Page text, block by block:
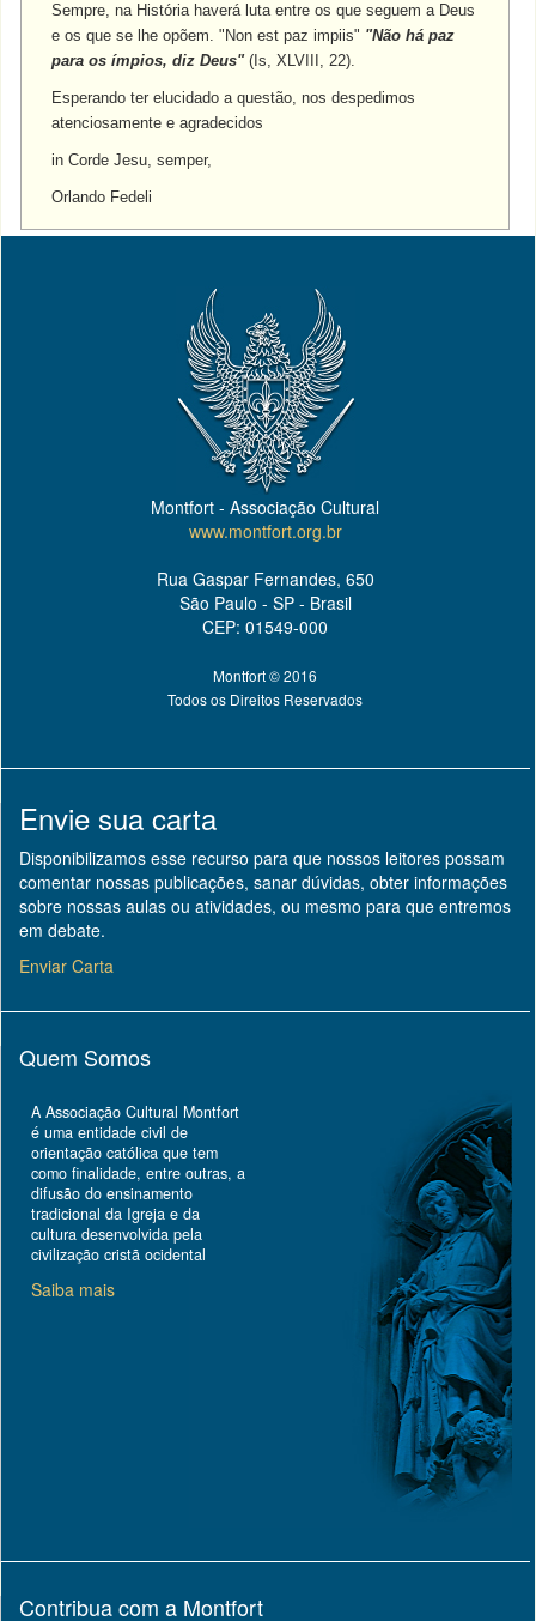
Sempre, na História haverá luta entre os que seguem a Deus
e os que se lhe opõem. "Non est paz impiis" "Não há paz
para os ímpios, diz Deus"(Is, XLVIII, 22).
Esperando ter elucidado a questão, nos despedimos
atenciosamente e agradecidos
in Corde Jesu, semper,
Orlando Fedeli
Montfort - Associação Cultural
www.montfort.org.br
Rua Gaspar Fernandes, 650
São Paulo - SP - Brasil
CEP: 01549-000
Montfort © 2016
Todos os Direitos Reservados
Envie sua carta
Disponibilizamos esse recurso para que nossos leitores possam
comentar nossas publicações, sanar dúvidas, obter informações
sobre nossas aulas ou atividades, ou mesmo para que entremos
em debate.
Enviar Carta
Quem Somos
A Associação Cultural Montfort
é uma entidade civil de
orientação católica que tem
como finalidade, entre outras, a
difusão do ensinamento
tradicional da Igreja e da
cultura desenvolvida pela
civilização cristã ocidental
Saiba mais
Contribua com a Montfort